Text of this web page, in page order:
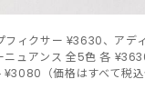
フィクサー ¥3630、ア
ュアンス 全5色 各
（価格はすべて税込